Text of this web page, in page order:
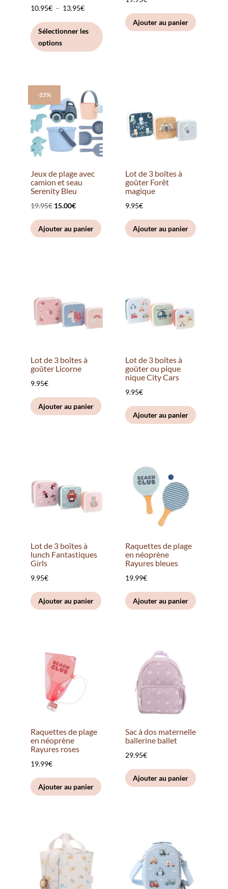
10.95€ – 13.95€Plage
de
prix :
10.95€
Sélectionner les
options
produit
peuvent
être
choisies
sur
produit
Ajouter au panier
-25%
Jeux de plage avec
camion et seau
Serenity Bleu
19.95€ Le
prix
initial
15.00€Le
prix
actuel
Ajouter au panier
Lot de 3 boîtes à
goûter Forêt
magique
9.95€
Ajouter au panier
Lot de 3 boîtes à
goûter Licorne
9.95€
Ajouter au panier
Lot de 3 boîtes à
goûter ou pique
nique City Cars
9.95€
Ajouter au panier
Lot de 3 boîtes à
lunch Fantastiques
Girls
9.95€
Ajouter au panier
Raquettes de plage
en néoprène
Rayures bleues
19.99€
Ajouter au panier
Raquettes de plage
en néoprène
Rayures roses
19.99€
Ajouter au panier
Sac à dos maternelle
ballerine ballet
29.95€
Ajouter au panier